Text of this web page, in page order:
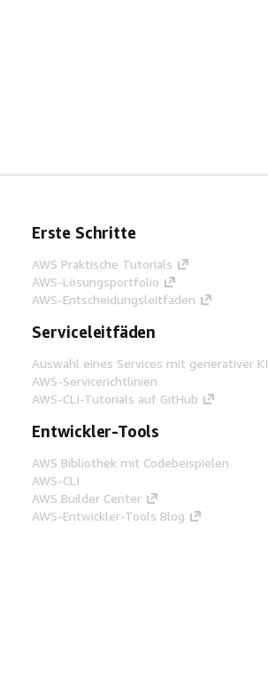
Erste Schritte
AWS Praktische Tutorials
AWS-Lösungsportfolio
AWS-Entscheidungsleitfäden
Serviceleitfäden
Auswahl eines Services mit generativer KI
AWS-Servicerichtlinien
AWS-CLI-Tutorials auf GitHub
Entwickler-Tools
AWS Bibliothek mit Codebeispielen
AWS-CLI
AWS Builder Center
AWS-Entwickler-Tools Blog